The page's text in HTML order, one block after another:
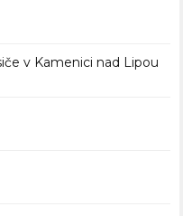
v Kamenici nad Lipou